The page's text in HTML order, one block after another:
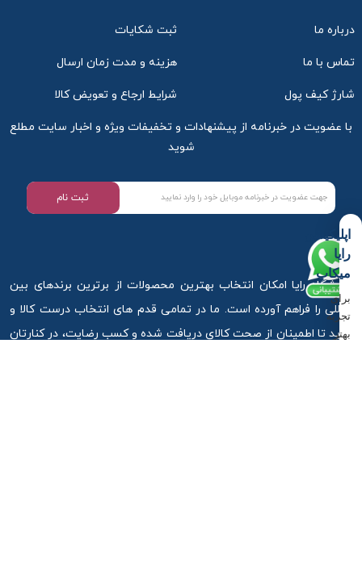
درباره ما ثبت شکایات
تماس با ما هزینه و مدت زمان ارسال
شارژ کیف پول شرایط ارجاع و تعویض کالا
با عضویت در خبرنامه از پیشنهادات و تخفیفات ویژه و اخبار سایت مطلع
شوید
ثبت نام
درباره ما
فروشگاه رایا امکان انتخاب بهترین محصولات از برترین برندهای بین
المللی را فراهم آورده است. ما در تمامی قدم های انتخاب درست کالا و
خرید تا اطمینان از صحت کالای دریافت شده و کسب رضایت، در کنارتان
اپلیکیشن
رایا
میکاپ
برای
تجربه
بهتر